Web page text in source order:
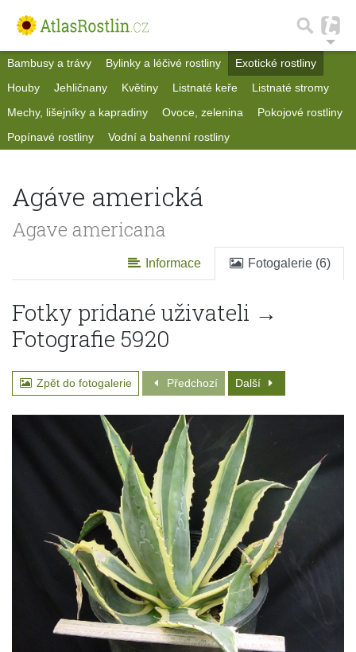
Bambusy a trávy Bylinky a léčivé rostliny
Exotické rostliny
Houby
Jehličnany Květiny Listnaté keře
Listnaté stromy
Mechy, lišejníky a kapradiny
Ovoce, zelenina
Pokojové rostliny
Popínavé rostliny
Vodní a bahenní rostliny
Agáve americká
Agave americana
Informace Fotogalerie (6)
Fotky pridané uživateli →
Fotografie 5920
Zpět do fotogalerie Předchozí Další